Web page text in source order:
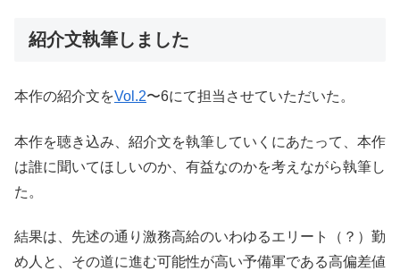
紹介文執筆しました
本作の紹介文をVol.2〜6にて担当させていただいた。
本作を聴き込み、紹介文を執筆していくにあたって、本作
は誰に聞いてほしいのか、有益なのかを考えながら執筆し
た。
結果は、先述の通り激務高給のいわゆるエリート（？）勤
め人と、その道に進む可能性が高い予備軍である高偏差値